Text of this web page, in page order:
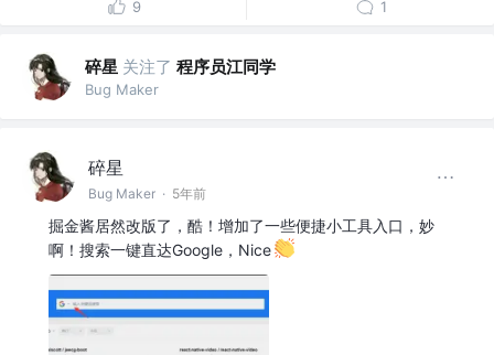
9 1
碎星 关注了 程序员江同学
Bug Maker
碎星
Bug Maker · 5年前
掘金酱居然改版了，酷！增加了一些便捷小工具入口，妙
啊！搜索一键直达Google，Nice